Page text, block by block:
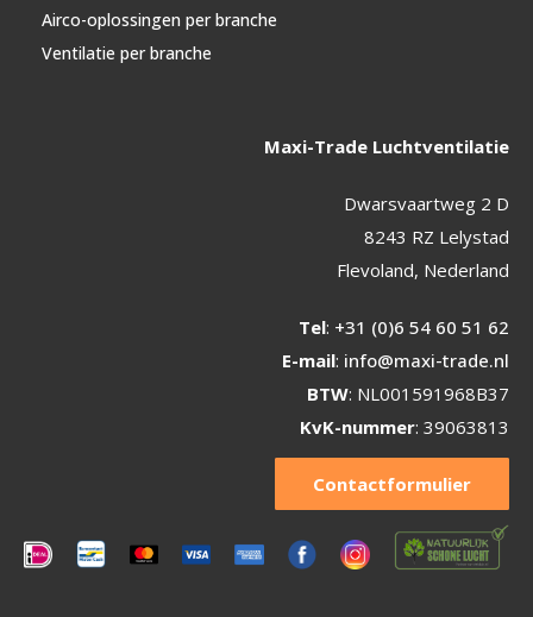
Airco-oplossingen per branche
Ventilatie per branche
Maxi-Trade Luchtventilatie
Dwarsvaartweg 2 D
8243 RZ Lelystad
Flevoland, Nederland
Tel: +31 (0)6 54 60 51 62
E-mail: info@maxi-trade.nl
BTW: NL001591968B37
KvK-nummer: 39063813
Contactformulier